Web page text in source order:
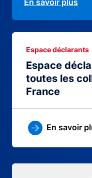
En savoir plus
Espace
toutes les
France
Espace déclarants
En savoir